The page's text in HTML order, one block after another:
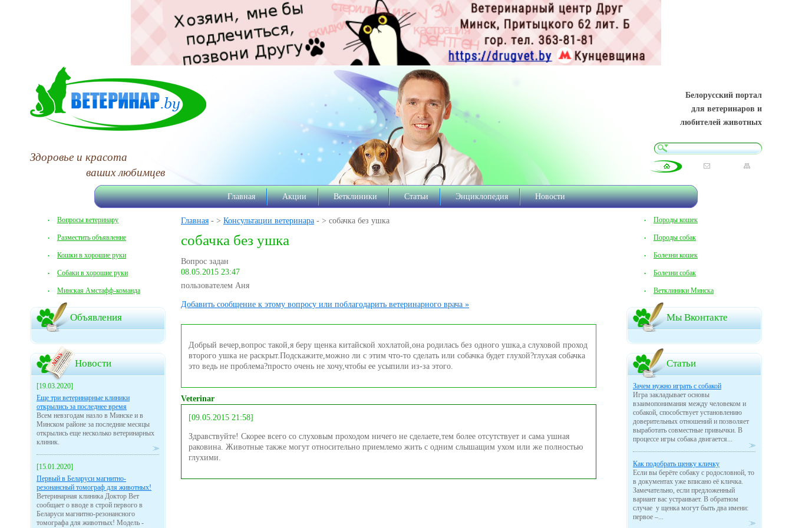
Здоровье и красота
ваших любимцев
Белорусский портал
для ветеринаров и
любителей животных
Главная Акции Ветклиники Статьи Энциклопедия Новости
Вопросы ветеринару
Разместить объявление
Кошки в хорошие руки
Собаки в хорошие руки
Минская Амстафф-команда
Объявления
Новости
[19.03.2020]
Еще три ветеринарные клиники
открылись за последнее время
Всем невзгодам назло в Минске и в
Минском районе за последние месяцы
открылись еще несколько ветеринарных
клиник.
[15.01.2020]
Первый в Беларуси магнитно-
резонансный томограф для животных!
Ветеринарная клиника Доктор Вет
сообщает о вводе в строй первого в
Беларуси магнитно-резонансного
томографа для животных! Модель -
Породы кошек
Породы собак
Болезни кошек
Болезни собак
Ветклиники Минска
Мы Вконтакте
Статьи
Зачем нужно играть с собакой
Игра закладывает основы
взаимопонимания между человеком и
собакой, способствует установлению
доверительных отношений и позволяет
выработать совместные привычки. В
процессе игры собака двигается...
Как подобрать щенку кличку
Если вы берёте собаку с родословной, то
в документах уже вписано её кличка.
Замечательно, если предложенный
вариант вас устраивает. В обратном
случае у щенка могут быть два имени:
первое –...
Главная - > Консультации ветеринара - > собачка без ушка
собачка без ушка
Вопрос задан
08.05.2015 23:47
пользователем Аня
Добавить сообщение к этому вопросу или поблагодарить ветеринарного врача »
Добрый вечер,вопрос такой,я беру щенка китайской хохлатой,она родилась без одного ушка,а слуховой проход
второго ушка не раскрыт.Подскажите,можно ли с этим что-то сделать или собачка будет глухой?глухая собачка
это ведь не проблема?просто очень не хочу,чтобы ее усыпили из-за этого.
Veterinar
[09.05.2015 21:58]
Здравствуйте! Скорее всего со слуховым проходом ничего не сделаете,тем более отсутствует и сама ушная
раковина. Животные также могут относительно приемлемо жить с одним слышащим ухом или же полностью
глухими.